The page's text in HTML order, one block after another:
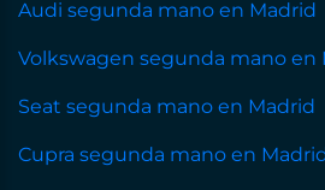
Audi segunda mano en Madrid
Volkswagen segunda mano en
Seat segunda mano en Madrid
Cupra segunda mano en